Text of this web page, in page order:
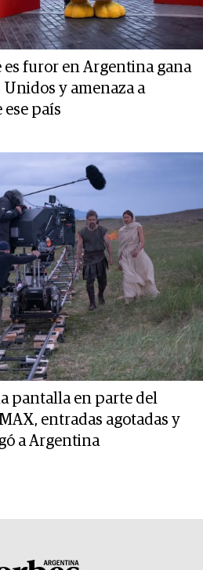
es furor en Argentina gana
y amenaza a
país
pantalla en parte del
entradas agotadas y
a Argentina